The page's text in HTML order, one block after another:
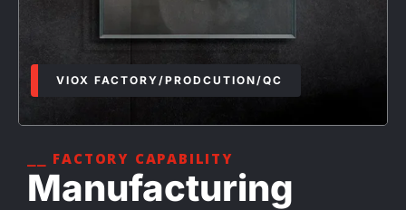
VIOX FACTORY/PRODCUTION/QC
⎯⎯ FACTORY CAPABILITY
Manufacturing